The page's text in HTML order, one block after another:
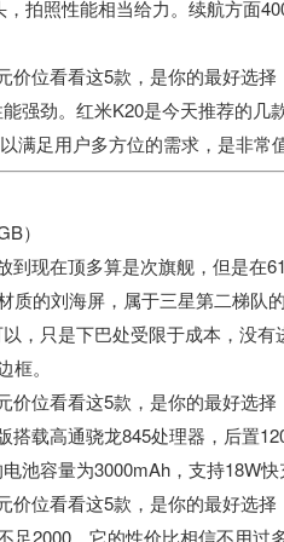
拍照性能相当给力。续航方面
能强劲。红米K20是今天推荐的
满足用户多方位的需求，是非常
）
到现在顶多算是次旗舰，但是在
质的刘海屏，属于三星第二梯
，只是下巴处受限于成本，没
。
搭载高通骁龙845处理器，后置
池容量为3000mAh，支持18W快
足2000，它的性价比相信不用过